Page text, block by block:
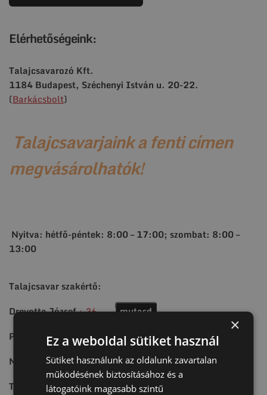
Elérhetőségeink:
Talajcsavarozó Kft.
1184 Budapest, Széchenyi István u. 20-22.
(Barkácsbolt)
Talajcsavarjaink a fenti címen
megvásárolhatók!
Nyitva: hétfő-péntek: 8:00 – 17:00; szombat: 8:00 –
13:00
Talajcsavar szakértő:
Drevotta József+ 36 30 946 12 43
mutasd
Projekt előkészítés:
Nyitrai József+ 36 70 588 84 05
mutasd
Tanácsadó munkatárs:
×
Ez a weboldal sütiket használ
Sütiket használunk az oldalunk zavartalan
működésének biztosításához és a
látogatóink magasabb szintű